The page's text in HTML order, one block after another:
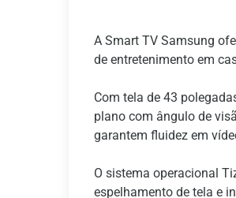
A Smart TV Samsung
de entretenimento em
Com tela de 43
plano com ângulo de
garantem fluidez em
O sistema operacional
espelhamento de tela e